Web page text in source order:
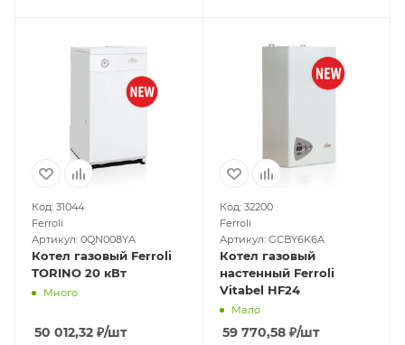
Код: 31044
Ferroli
Артикул: 0QN008YA
Котел газовый Ferroli
TORINO 20 кВт
Много
50 012,32 ₽/шт
Код: 32200
Ferroli
Артикул: GCBY6K6A
Котел газовый
настенный Ferroli
Vitabel HF24
Мало
59 770,58₽/шт